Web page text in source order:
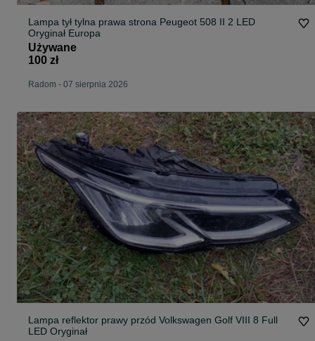
Lampa tył tylna prawa strona Peugeot 508 II 2 LED
Oryginał Europa
Używane
100 zł
Radom - 07 sierpnia 2026
Lampa reflektor prawy przód Volkswagen Golf VIII 8 Full
LED Oryginał